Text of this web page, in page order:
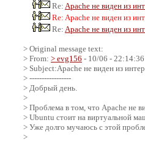
Re: Apache не виден из
Re: Apache не виден из
Re: Apache не виден из
> Original message text:
> From: > evg156 - 10/06 - 22:14:36
> Subject:Apache не виден из
> -----------------
> Добрый день.
>
> Проблема в том, что Apache не
> Ubuntu стоит на виртуальной
> Уже долго мучаюсь с этой
>